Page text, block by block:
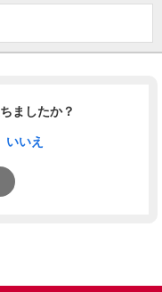
ましたか？
いいえ